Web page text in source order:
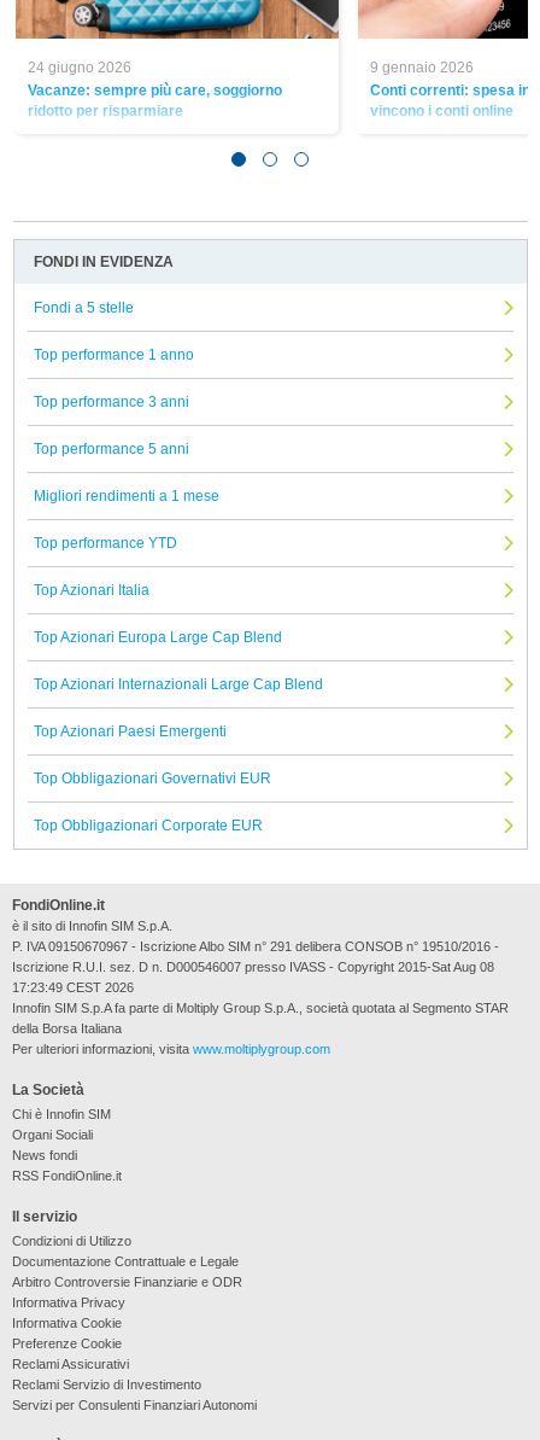
24 giugno 2026
Vacanze: sempre più care, soggiorno
ridotto per risparmiare
9 gennaio 2026
Conti correnti: spesa in
vincono i conti online
FONDI IN EVIDENZA
Fondi a 5 stelle
Top performance 1 anno
Top performance 3 anni
Top performance 5 anni
Migliori rendimenti a 1 mese
Top performance YTD
Top Azionari Italia
Top Azionari Europa Large Cap Blend
Top Azionari Internazionali Large Cap Blend
Top Azionari Paesi Emergenti
Top Obbligazionari Governativi EUR
Top Obbligazionari Corporate EUR
La Società
Chi è Innofin SIM
Organi Sociali
News fondi
RSS FondiOnline.it
Il servizio
Condizioni di Utilizzo
Documentazione Contrattuale e Legale
Arbitro Controversie Finanziarie e ODR
Informativa Privacy
Informativa Cookie
Preferenze Cookie
Reclami Assicurativi
Reclami Servizio di Investimento
Servizi per Consulenti Finanziari Autonomi
FondiOnline.it
è il sito di Innofin SIM S.p.A.
P. IVA 09150670967 - Iscrizione Albo SIM n° 291 delibera CONSOB n° 19510/2016 -
Iscrizione R.U.I. sez. D n. D000546007 presso IVASS - Copyright 2015-Sat Aug 08
17:23:49 CEST 2026
Innofin SIM S.p.A fa parte di Moltiply Group S.p.A., società quotata al Segmento STAR
della Borsa Italiana
Per ulteriori informazioni, visita www.moltiplygroup.com